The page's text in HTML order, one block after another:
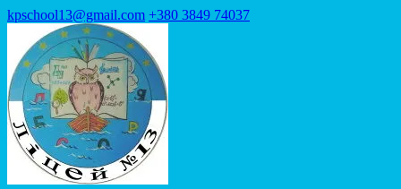
Перейти
вмісту
(натисніть
Enter)
kpschool13@gmail.com +380 3849 74037